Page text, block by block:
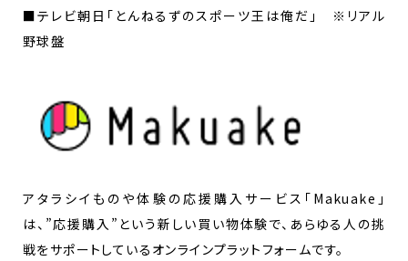
■テレビ朝日「とんねるずのスポーツ王は俺だ」 ※リアル
野球盤
アタラシイものや体験の応援購入サービス「Makuake」
は、”応援購入”という新しい買い物体験で、あらゆる人の挑
戦をサポートしているオンラインプラットフォームです。